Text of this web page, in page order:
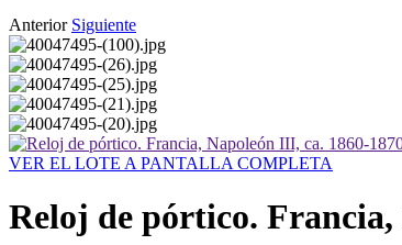
Anterior Siguiente
VER EL LOTE A PANTALLA COMPLETA
Reloj de pórtico. Francia,